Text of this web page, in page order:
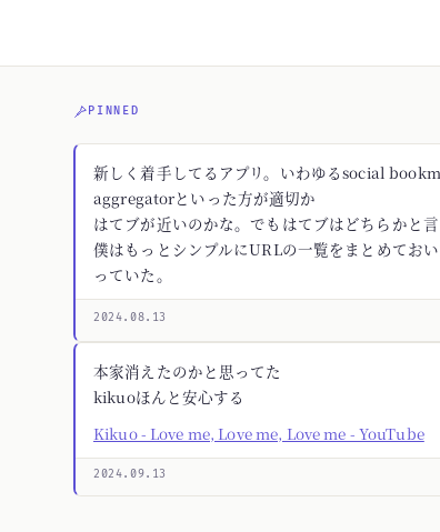
PINNED
新しく着手してるアプリ。いわゆるsocial
aggregatorといった方が適切か
はてブが近いのかな。でもはてブはどちらかと
僕はもっとシンプルにURLの一覧をまとめてお
っていた。
2024.08.13
本家消えたのかと思ってた
kikuoほんと安心する
Kikuo - Love me, Love me, Love me - YouTube
2024.09.13